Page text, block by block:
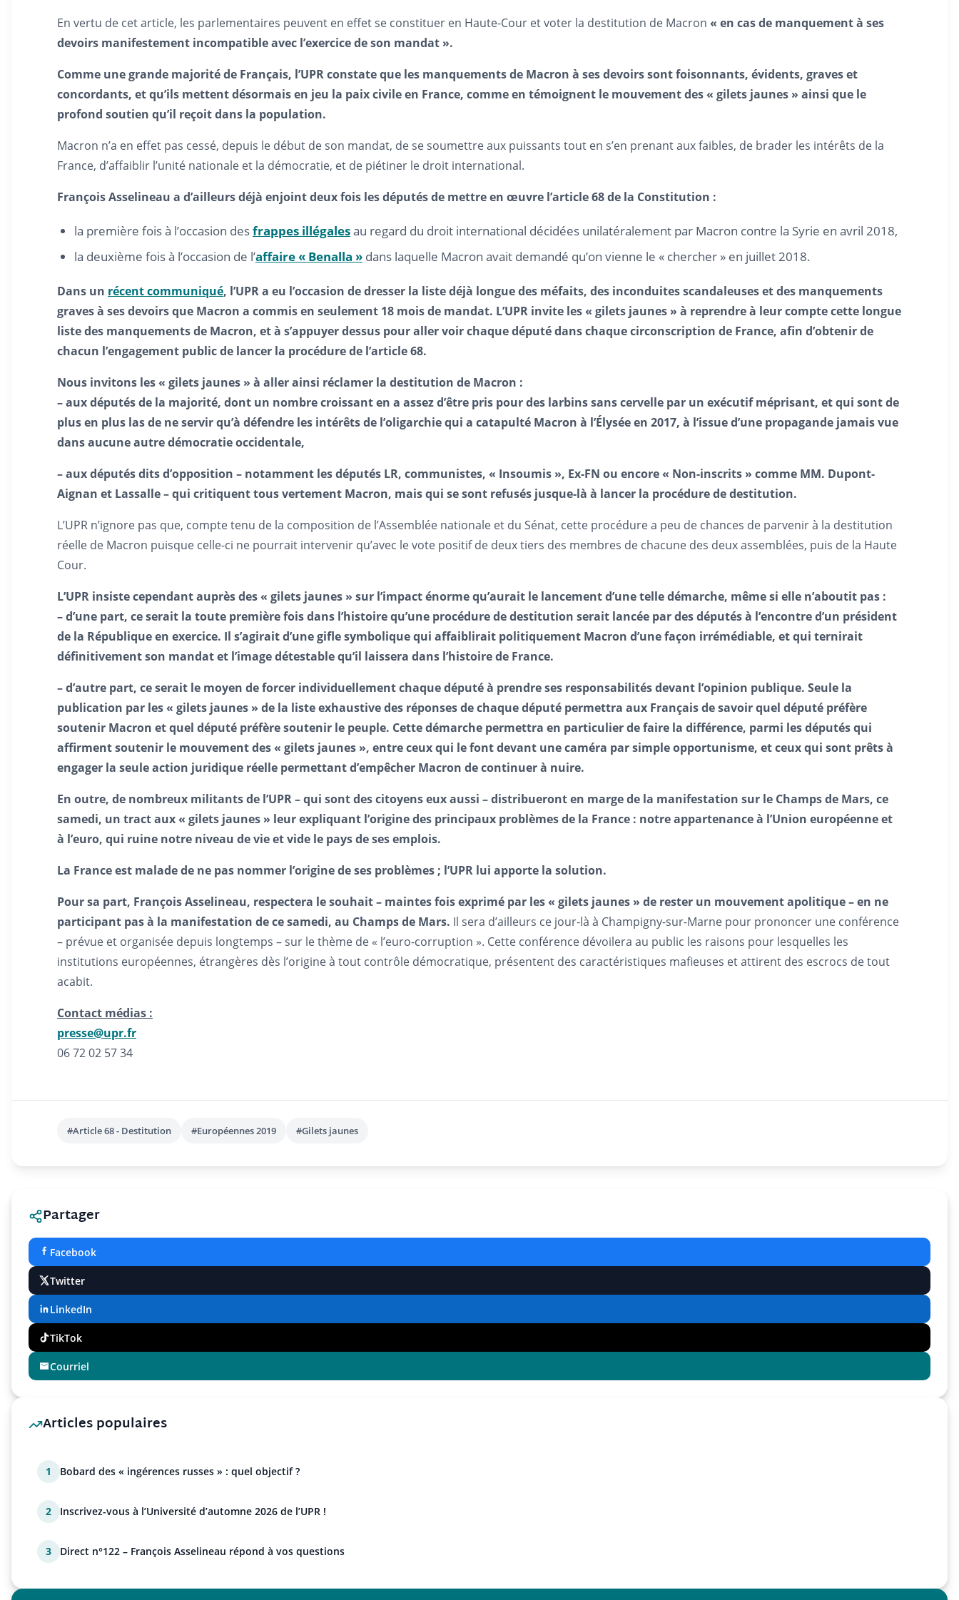
En vertu de cet article, les parlementaires peuvent en effet se constituer en Haute-Cour et voter la destitution de Macron « en cas de manquement à ses
devoirs manifestement incompatible avec l’exercice de son mandat ».
Comme une grande majorité de Français, l’UPR constate que les manquements de Macron à ses devoirs sont foisonnants, évidents, graves et
concordants, et qu’ils mettent désormais en jeu la paix civile en France, comme en témoignent le mouvement des « gilets jaunes » ainsi que le
profond soutien qu’il reçoit dans la population.
Macron n’a en effet pas cessé, depuis le début de son mandat, de se soumettre aux puissants tout en s’en prenant aux faibles, de brader les intérêts de la
France, d’affaiblir l’unité nationale et la démocratie, et de piétiner le droit international.
François Asselineau a d’ailleurs déjà enjoint deux fois les députés de mettre en œuvre l’article 68 de la Constitution :
la première fois à l’occasion desfrappes illégalesau regard du droit international décidées unilatéralement par Macron contre la Syrie en avril 2018,
la deuxième fois à l’occasion de l’affaire « Benalla » dans laquelle Macron avait demandé qu’on vienne le « chercher » en juillet 2018.
Dans un récent communiqué, l’UPR a eu l’occasion de dresser la liste déjà longue des méfaits, des inconduites scandaleuses et des manquements
graves à ses devoirs que Macron a commis en seulement 18 mois de mandat. L’UPR invite les « gilets jaunes » à reprendre à leur compte cette longue
liste des manquements de Macron, et à s’appuyer dessus pour aller voir chaque député dans chaque circonscription de France, afin d’obtenir de
chacun l’engagement public de lancer la procédure de l’article 68.
Nous invitons les « gilets jaunes » à aller ainsi réclamer la destitution de Macron :
– aux députés de la majorité, dont un nombre croissant en a assez d’être pris pour des larbins sans cervelle par un exécutif méprisant, et qui sont de
plus en plus las de ne servir qu’à défendre les intérêts de l’oligarchie qui a catapulté Macron à l’Élysée en 2017, à l’issue d’une propagande jamais vue
dans aucune autre démocratie occidentale,
– aux députés dits d’opposition – notamment les députés LR, communistes, « Insoumis », Ex-FN ou encore « Non-inscrits » comme MM. Dupont-
Aignan et Lassalle – qui critiquent tous vertement Macron, mais qui se sont refusés jusque-là à lancer la procédure de destitution.
L’UPR n’ignore pas que, compte tenu de la composition de l’Assemblée nationale et du Sénat, cette procédure a peu de chances de parvenir à la destitution
réelle de Macron puisque celle-ci ne pourrait intervenir qu’avec le vote positif de deux tiers des membres de chacune des deux assemblées, puis de la Haute
Cour.
L’UPR insiste cependant auprès des « gilets jaunes » sur l’impact énorme qu’aurait le lancement d’une telle démarche, même si elle n’aboutit pas :
– d’une part, ce serait la toute première fois dans l’histoire qu’une procédure de destitution serait lancée par des députés à l’encontre d’un président
de la République en exercice. Il s’agirait d’une gifle symbolique qui affaiblirait politiquement Macron d’une façon irrémédiable, et qui ternirait
définitivement son mandat et l’image détestable qu’il laissera dans l’histoire de France.
– d’autre part, ce serait le moyen de forcer individuellement chaque député à prendre ses responsabilités devant l’opinion publique. Seule la
publication par les « gilets jaunes » de la liste exhaustive des réponses de chaque député permettra aux Français de savoir quel député préfère
soutenir Macron et quel député préfère soutenir le peuple. Cette démarche permettra en particulier de faire la différence, parmi les députés qui
affirment soutenir le mouvement des « gilets jaunes », entre ceux qui le font devant une caméra par simple opportunisme, et ceux qui sont prêts à
engager la seule action juridique réelle permettant d’empêcher Macron de continuer à nuire.
En outre, de nombreux militants de l’UPR – qui sont des citoyens eux aussi – distribueront en marge de la manifestation sur le Champs de Mars, ce
samedi, un tract aux « gilets jaunes » leur expliquant l’origine des principaux problèmes de la France : notre appartenance à l’Union européenne et
à l’euro, qui ruine notre niveau de vie et vide le pays de ses emplois.
La France est malade de ne pas nommer l’origine de ses problèmes ; l’UPR lui apporte la solution.
Pour sa part, François Asselineau, respectera le souhait – maintes fois exprimé par les « gilets jaunes » de rester un mouvement apolitique – en ne
participant pas à la manifestation de ce samedi, au Champs de Mars. Il sera d’ailleurs ce jour-là à Champigny-sur-Marne pour prononcer une conférence
– prévue et organisée depuis longtemps – sur le thème de « l’euro-corruption ». Cette conférence dévoilera au public les raisons pour lesquelles les
institutions européennes, étrangères dès l’origine à tout contrôle démocratique, présentent des caractéristiques mafieuses et attirent des escrocs de tout
acabit.
Contact médias :
presse@upr.fr
06 72 02 57 34
#Article 68 - Destitution #Européennes 2019 #Gilets jaunes
Partager
Facebook
Twitter
LinkedIn
TikTok
Courriel
Articles populaires
1 Bobard des « ingérences russes » : quel objectif ?
2 Inscrivez-vous à l’Université d’automne 2026 de l’UPR !
3 Direct n°122 – François Asselineau répond à vos questions